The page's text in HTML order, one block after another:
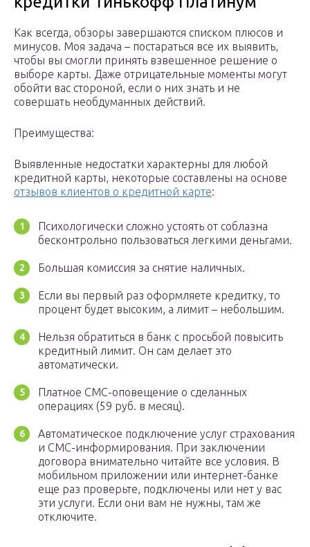
Как всегда, обзоры завершаются списком плюсов и
минусов. Моя задача – постараться все их выявить,
чтобы вы смогли принять взвешенное решение о
выборе карты. Даже отрицательные моменты могут
обойти вас стороной, если о них знать и не
совершать необдуманных действий.
Преимущества:
Выявленные недостатки характерны для любой
кредитной карты, некоторые составлены на основе
отзывов клиентов о кредитной карте:
Психологически сложно устоять от соблазна
бесконтрольно пользоваться легкими деньгами.
Большая комиссия за снятие наличных.
Если вы первый раз оформляете кредитку, то
процент будет высоким, а лимит – небольшим.
Нельзя обратиться в банк с просьбой повысить
кредитный лимит. Он сам делает это
автоматически.
Платное СМС-оповещение о сделанных
операциях (59 руб. в месяц).
Автоматическое подключение услуг страхования
и СМС-информирования. При заключении
договора внимательно читайте все условия. В
мобильном приложении или интернет-банке
еще раз проверьте, подключены или нет у вас
эти услуги. Если они вам не нужны, там же
отключите.